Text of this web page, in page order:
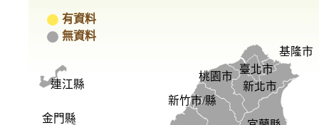
有資料
無資料
連江縣
金門縣
基隆市
新北市
臺北市
桃園市
新竹市/縣